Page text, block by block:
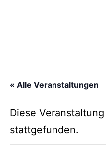
« Alle Veranstaltungen
Diese
stattgefunden.